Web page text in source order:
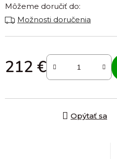
Môžeme doručiť do:
Možnosti doručenia
212 €
Jednotková cena:
Opýtať sa